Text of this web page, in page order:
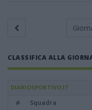
CLASSIFICA ALLA
DIARIOSPORTIVO.IT
#
Squadra